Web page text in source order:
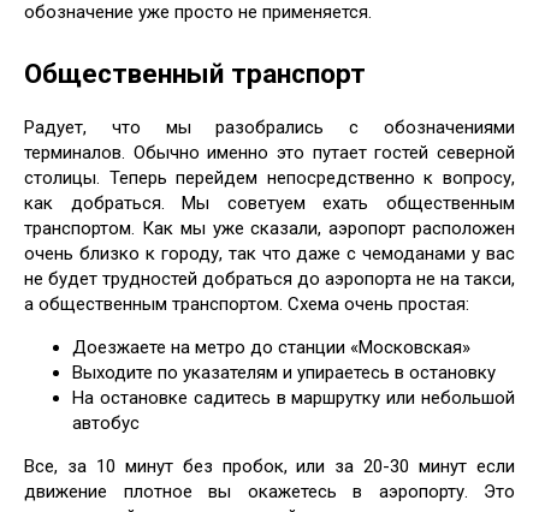
обозначение уже просто не применяется.
Общественный транспорт
Радует, что мы разобрались с обозначениями
терминалов. Обычно именно это путает гостей северной
столицы. Теперь перейдем непосредственно к вопросу,
как добраться. Мы советуем ехать общественным
транспортом. Как мы уже сказали, аэропорт расположен
очень близко к городу, так что даже с чемоданами у вас
не будет трудностей добраться до аэропорта не на такси,
а общественным транспортом. Схема очень простая:
Доезжаете на метро до станции «Московская»
Выходите по указателям и упираетесь в остановку
На остановке садитесь в маршрутку или небольшой
автобус
Все, за 10 минут без пробок, или за 20-30 минут если
движение плотное вы окажетесь в аэропорту. Это